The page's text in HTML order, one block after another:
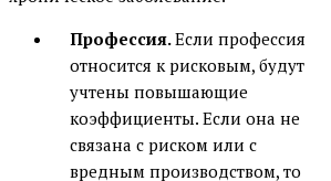
Другой банк
Профессия.Если профессия
относится к рисковым, будут
учтены повышающие
коэффициенты. Если она не
связана с риском или с
вредным производством, то